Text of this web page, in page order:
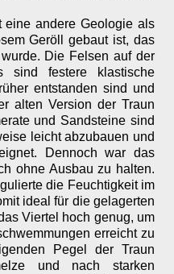
eine andere Geologie als
Geröll gebaut ist, das
Die Felsen auf der
sind festere klastische
entstanden sind und
alten Version der Traun
und Sandsteine sind
leicht abzubauen und
Dennoch war das
ohne Ausbau zu halten.
die Feuchtigkeit im
ideal für die gelagerten
Viertel hoch genug, um
erreicht zu
Pegel der Traun
und nach starken